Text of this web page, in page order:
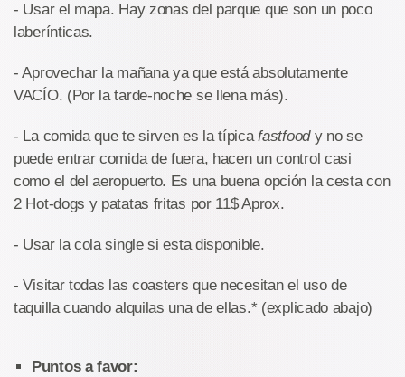
- Usar el mapa. Hay zonas del parque que son un poco
laberínticas.
- Aprovechar la mañana ya que está absolutamente
VACÍO. (Por la tarde-noche se llena más).
- La comida que te sirven es la típicafastfoody no se
puede entrar comida de fuera, hacen un control casi
como el del aeropuerto. Es una buena opción la cesta con
2 Hot-dogs y patatas fritas por 11$ Aprox.
- Usar la cola single si esta disponible.
- Visitar todas las coasters que necesitan el uso de
taquilla cuando alquilas una de ellas.* (explicado abajo)
Puntos a favor: